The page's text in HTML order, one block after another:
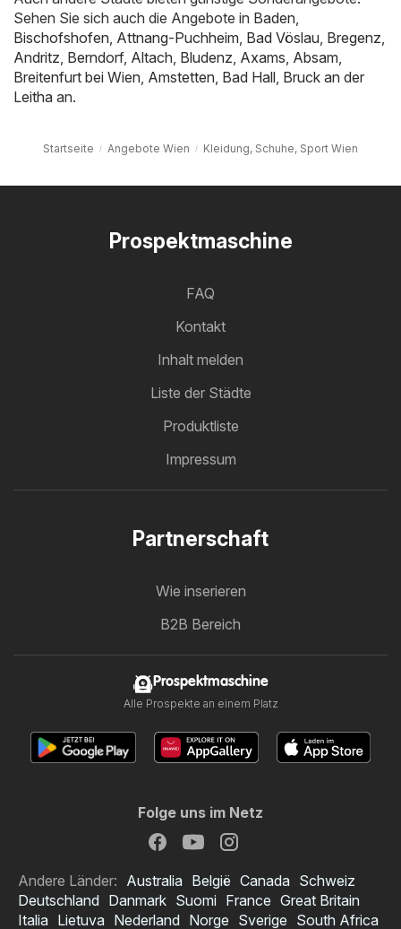
Sehen Sie sich auch die Angebote in Baden
Bischofshofen Attnang-Puchheim Bad Vöslau Bregenz
Andritz Berndorf, Altach Bludenz Axams Absam
Breitenfurt bei Wien Amstetten Bad Hall Bruck an der
Leitha an.
Startseite Angebote Wien Kleidung, Schuhe, Sport Wien
Prospektmaschine
FAQ
Kontakt
Inhalt melden
Liste der Städte
Produktliste
Impressum
Partnerschaft
Wie inserieren
B2B Bereich
Prospektmaschine
Alle Prospekte an einem Platz
Folge uns im Netz
Andere Länder: Australia België Canada Schweiz
Deutschland Danmark Suomi France Great Britain
Italia Lietuva Nederland Norge Sverige South Africa